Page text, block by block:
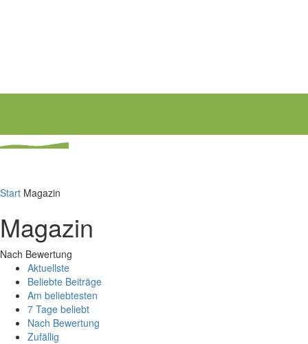
Start Magazin
Magazin
Nach Bewertung
Aktuellste
Beliebte Beiträge
Am beliebtesten
7 Tage beliebt
Nach Bewertung
Zufällig